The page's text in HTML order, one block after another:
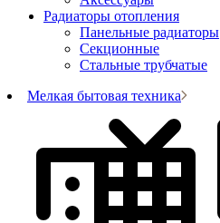
Радиаторы отопления
Панельные радиаторы
Секционные
Стальные трубчатые
Мелкая бытовая техника